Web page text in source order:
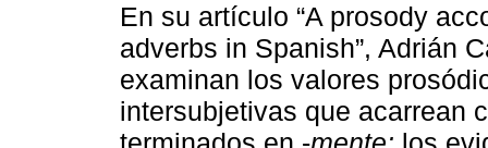
En su artículo “A prosody
adverbs in Spanish”, Adrián
examinan los valores
intersubjetivas que acarrean